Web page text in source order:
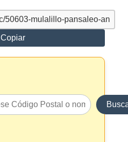
Copiar